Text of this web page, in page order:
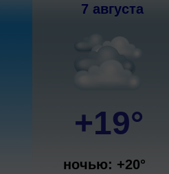
7 августа
+19°
ночью: +20°